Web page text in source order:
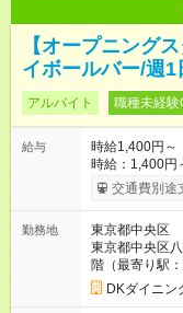
【オープニング
イボールバー/週1
アルバイト 職種未経験
給与
時給1,400円～
時給：1,400円～ ■昇給あり（年2回） ⇒トレーナーに
ら… 通常時給+300円！！ ■食
り ⇒最大3万円支給 ■高校生時給 ⇒通常時給よ
25％
交通費別途
勤務地
東京都中央区
東京都中央区
階（最寄り駅：
DKダイニン